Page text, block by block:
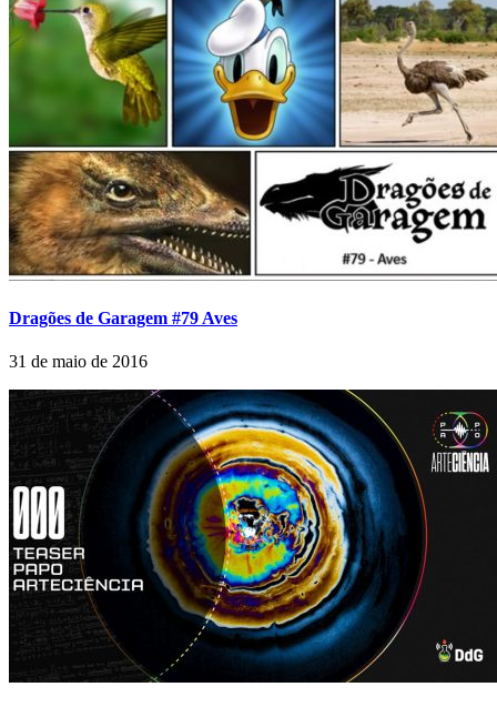
Dragões de Garagem #79 Aves
31 de maio de 2016